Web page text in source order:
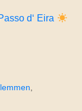
d‘ Eira